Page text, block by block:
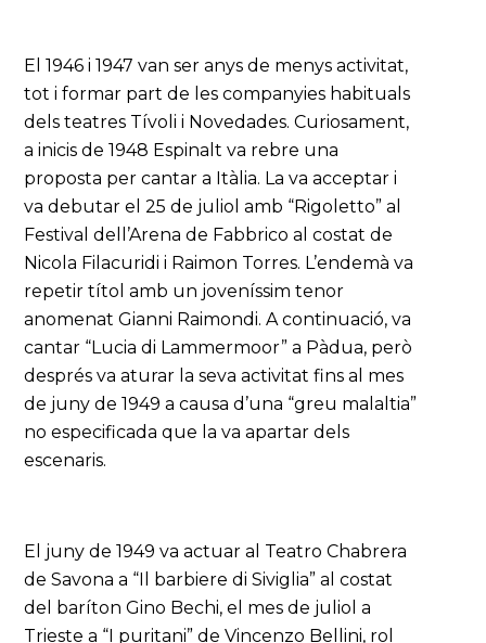
El 1946 i 1947 van ser anys de menys activitat,
tot i formar part de les companyies habituals
dels teatres Tívoli i Novedades. Curiosament,
a inicis de 1948 Espinalt va rebre una
proposta per cantar a Itàlia. La va acceptar i
va debutar el 25 de juliol amb “Rigoletto” al
Festival dell’Arena de Fabbrico al costat de
Nicola Filacuridi i Raimon Torres. L’endemà va
repetir títol amb un joveníssim tenor
anomenat Gianni Raimondi. A continuació, va
cantar “Lucia di Lammermoor” a Pàdua, però
després va aturar la seva activitat fins al mes
de juny de 1949 a causa d’una “greu malaltia”
no especificada que la va apartar dels
escenaris.
El juny de 1949 va actuar al Teatro Chabrera
de Savona a “Il barbiere di Siviglia” al costat
del baríton Gino Bechi, el mes de juliol a
Trieste a “I puritani” de Vincenzo Bellini, rol